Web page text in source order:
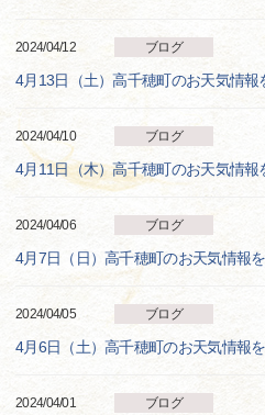
2024/04/12 ブログ
4月13日（土）高千穂町のお天気情
2024/04/10 ブログ
4月11日（木）高千穂町のお天気情
2024/04/06 ブログ
4月7日（日）高千穂町のお天気情
2024/04/05 ブログ
4月6日（土）高千穂町のお天気情
2024/04/01 ブログ